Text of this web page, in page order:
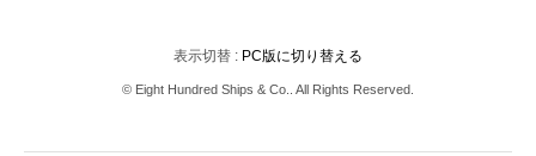
表示切替 : PC版に切り替える
© Eight Hundred Ships & Co.. All Rights Reserved.